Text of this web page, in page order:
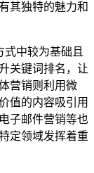
其独特的魅力和
中较为基础且
关键词排名，让
营销则利用微
值的内容吸引用
子邮件营销等也
定领域发挥着重